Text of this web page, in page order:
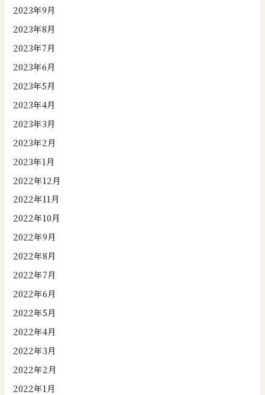
2023年9月
2023年8月
2023年7月
2023年6月
2023年5月
2023年4月
2023年3月
2023年2月
2023年1月
2022年12月
2022年11月
2022年10月
2022年9月
2022年8月
2022年7月
2022年6月
2022年5月
2022年4月
2022年3月
2022年2月
2022年1月